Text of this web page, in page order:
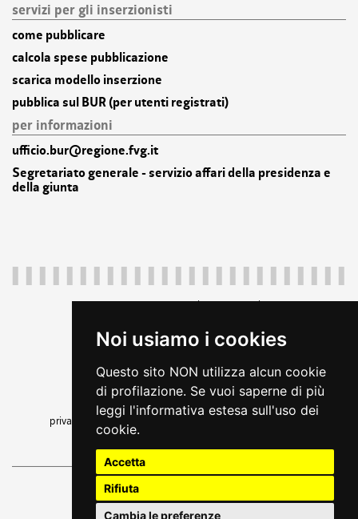
Noi usiamo i cookies
Questo sito NON utilizza alcun cookie
di profilazione. Se vuoi saperne di più
leggi l'informativa estesa sull'uso dei
cookie.
Accetta
Rifiuta
Cambia le preferenze
servizi per gli inserzionisti
come pubblicare
calcola spese pubblicazione
scarica modello inserzione
pubblica sul BUR (per utenti registrati)
per informazioni
ufficio.bur@regione.fvg.it
Segretariato generale - servizio affari della presidenza e
della giunta
Regione Autonoma Friuli Venezia Giulia
piazza Unità d'Italia 1 Trieste
regione.friuliveneziagiulia@certregione.fvg.it
amministrazione trasparente
privacy
cookie note legali | accessibilità | rss
feedback
sito a cura diufficio di gabinetto